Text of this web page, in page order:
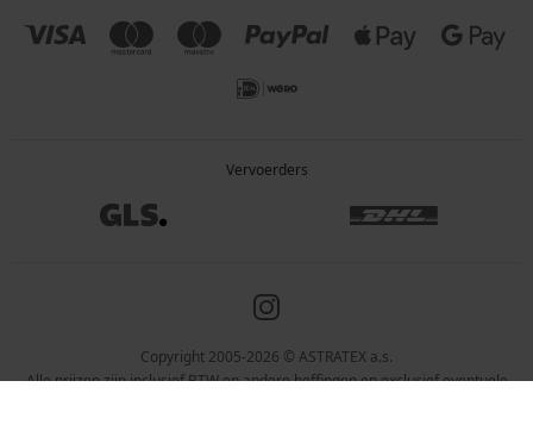
Vervoerders
Copyright 2005-2026 © ASTRATEX a.s.
Alle prijzen zijn inclusief BTW en andere heffingen en exclusief eventuele